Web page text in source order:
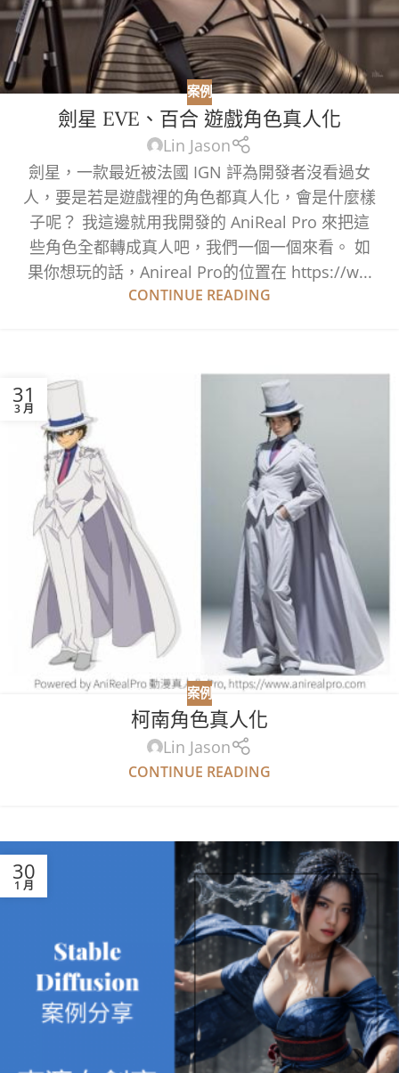
案例
劍星 EVE、百合 遊戲角色真人化
Lin Jason
劍星，一款最近被法國 IGN 評為開發者沒看過女
人，要是若是遊戲裡的角色都真人化，會是什麼樣
子呢？ 我這邊就用我開發的 AniReal Pro 來把這
些角色全都轉成真人吧，我們一個一個來看。 如
果你想玩的話，Anireal Pro的位置在 https://w...
CONTINUE READING
31
3 月
案例
柯南角色真人化
Lin Jason
CONTINUE READING
30
1 月